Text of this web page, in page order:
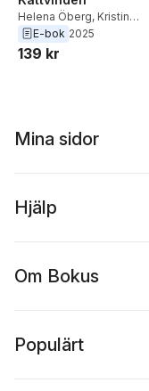
Helena Öberg, Kristin
Lidström
E-bok 2025
139 kr
Mina sidor
Hjälp
Om Bokus
Populärt